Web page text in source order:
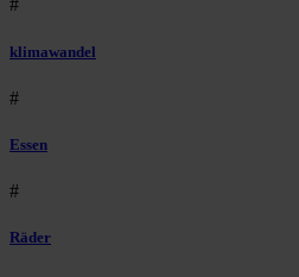
#
klimawandel
#
Essen
#
Räder